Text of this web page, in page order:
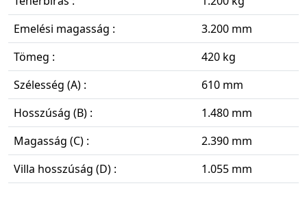
Emelési magasság :
3.200 mm
Tömeg :
420 kg
Szélesség (A) :
610 mm
Hosszúság (B) :
1.480 mm
Magasság (C) :
2.390 mm
Villa hosszúság (D) :
1.055 mm